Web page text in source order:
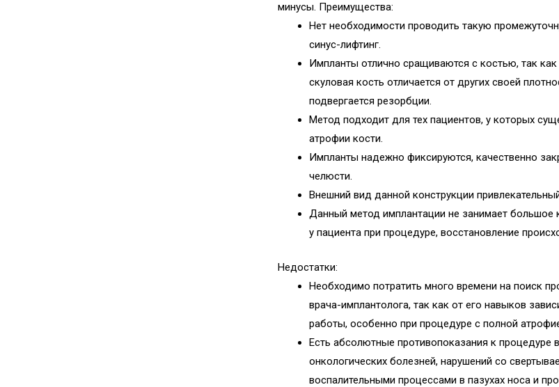
минусы. Преимущества:
Нет необходимости проводить такую
синус-лифтинг.
Импланты отлично сращиваются с костью, так как
скуловая кость отличается от других своей
подвергается резорбции.
Метод подходит для тех пациентов, у которых
атрофии кости.
Импланты надежно фиксируются, качественно
челюсти.
Внешний вид данной конструкции
Данный метод имплантации не занимает большое
у пациента при процедуре, восстановление
Недостатки:
Необходимо потратить много времени на поиск
врача-имплантолога, так как от его навыков
работы, особенно при процедуре с полной
Есть абсолютные противопоказания к процедуре
онкологических болезней, нарушений со
воспалительными процессами в пазухах носа и